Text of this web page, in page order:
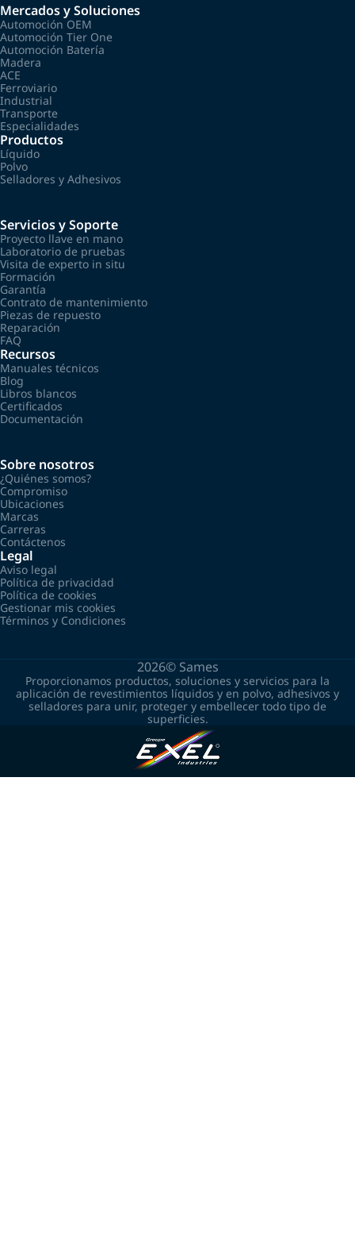
Mercados y Soluciones
Automoción OEM
Automoción Tier One
Automoción Batería
Madera
ACE
Ferroviario
Industrial
Transporte
Especialidades
Productos
Líquido
Polvo
Selladores y Adhesivos
Servicios y Soporte
Proyecto llave en mano
Laboratorio de pruebas
Visita de experto in situ
Formación
Garantía
Contrato de mantenimiento
Piezas de repuesto
Reparación
FAQ
Recursos
Manuales técnicos
Blog
Libros blancos
Certificados
Documentación
Sobre nosotros
¿Quiénes somos?
Compromiso
Ubicaciones
Marcas
Carreras
Contáctenos
Legal
Aviso legal
Política de privacidad
Política de cookies
Gestionar mis cookies
Términos y Condiciones
2026© Sames
Proporcionamos productos, soluciones y servicios para la
aplicación de revestimientos líquidos y en polvo, adhesivos y
selladores para unir, proteger y embellecer todo tipo de
superficies.